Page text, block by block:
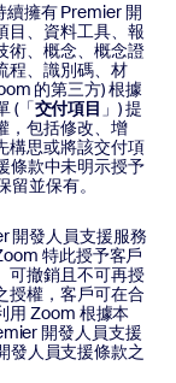
擁有 Premier 開
目、資料工具、報
術、概念、概念證
程、識別碼、材
的第三方) 根據
(「交付項目 」) 提
，包括修改、增
構思或將該交付項
條款中未明示授予
並保有。
開發人員支援服務
特此授予客戶
可撤銷且不可再授
授權，客戶可在合
用 Zoom 根據本
開發人員支援
發人員支援條款之